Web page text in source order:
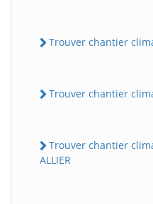
Trouver chantier
Trouver chantier
Trouver chantier
ALLIER